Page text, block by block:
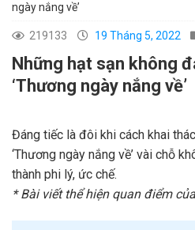
ngày nắng về’
219133 19 Tháng 5, 2022
Những hạt sạn không
‘Thương ngày nắng về’
Đáng tiếc là đôi khi cách khai
‘Thương ngày nắng về’ vài chỗ
thành phi lý, ức chế.
* Bài viết thể hiện quan điểm